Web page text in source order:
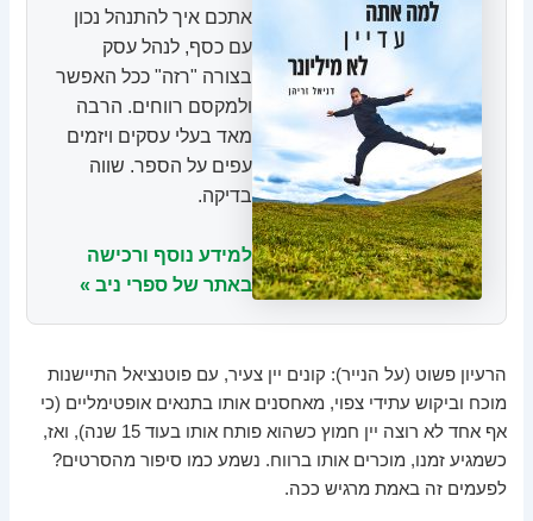
אתכם איך להתנהל נכון
עם כסף, לנהל עסק
בצורה "רזה" ככל האפשר
ולמקסם רווחים. הרבה
מאד בעלי עסקים ויזמים
עפים על הספר. שווה
בדיקה.
למידע נוסף ורכישה
באתר של ספרי ניב »
הרעיון פשוט (על הנייר): קונים יין צעיר, עם פוטנציאל התיישנות
מוכח וביקוש עתידי צפוי, מאחסנים אותו בתנאים אופטימליים (כי
אף אחד לא רוצה יין חמוץ כשהוא פותח אותו בעוד 15 שנה), ואז,
כשמגיע זמנו, מוכרים אותו ברווח. נשמע כמו סיפור מהסרטים?
לפעמים זה באמת מרגיש ככה.